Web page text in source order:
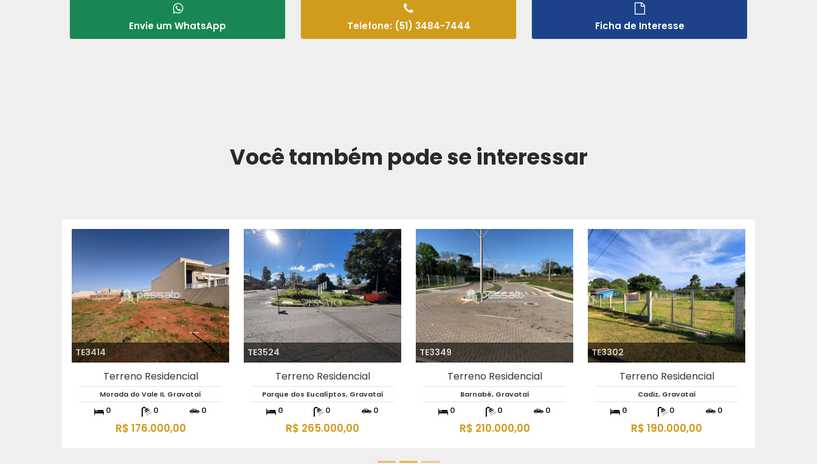
Envie um WhatsApp Telefone: (51) 3484-7444 Ficha de Interesse
Você também pode se interessar
TE3492
Terreno Residencial
Santa Cruz, Gravataí
0 0 0
R$ 359.000,00
TE3209
Terreno Residencial
Rincão da Madalena, Gravataí
0 0 0
R$ 91.000,00
TE3530
Terreno Residencial
Neópolis, Gravataí
0 0 0
R$ 120.000,00
TE3425
Terreno Residencial
Diva Lessa de Jesus, Gravataí
0 0 0
R$ 318.000,00